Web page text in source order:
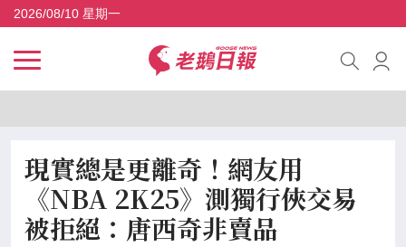
2026/08/10 星期一
現實總是更離奇！網友用
《NBA 2K25》測獨行俠交易
被拒絕：唐西奇非賣品